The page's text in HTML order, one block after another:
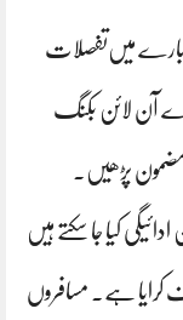
ریلوے آن لائن بکنگ 2023 کے بارے میں‌تفصلات
آن لائن بکنگ
پڑھیں۔
کیا جا سکتے ہیں‌
ہے۔ مسافروں